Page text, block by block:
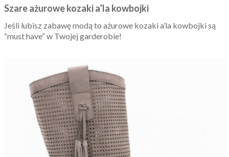
Szare ażurowe kozaki a’la kowbojki
Jeśli lubisz zabawę modą to ażurowe kozaki a’la kowbojki są
“must have” w Twojej garderobie!